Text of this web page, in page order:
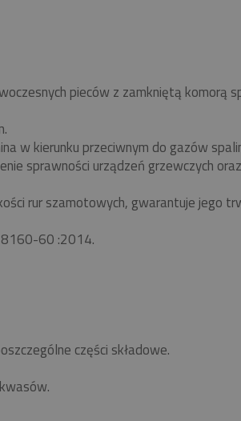
pieców z zamkniętą komorą
w kierunku przeciwnym do gazów
sprawności urządzeń grzewczych
rur szamotowych, gwarantuje jego
60 :2014.
części składowe.